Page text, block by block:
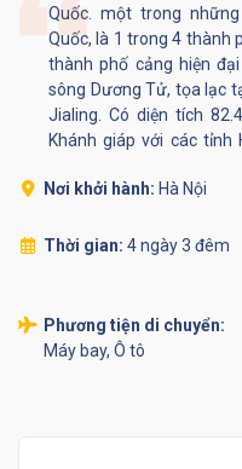
Quốc. một trong
Quốc, là 1 trong 4 thành
thành phố cảng hiện
sông Dương Tử, tọa lạc
Jialing. Có diện tích
Khánh giáp với các tỉnh
Nơi khởi hành: Hà Nội
Thời gian: 4 ngày 3 đêm
Phương tiện di chuyển:
Máy bay, Ô tô